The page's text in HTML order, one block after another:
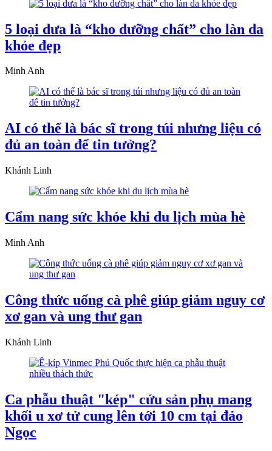
5 loại dưa là “kho dưỡng chất” cho làn da
khỏe đẹp
Minh Anh
AI có thể là bác sĩ trong túi nhưng liệu có
đủ an toàn để tin tưởng?
Khánh Linh
Cẩm nang sức khỏe khi du lịch mùa hè
Minh Anh
Công thức uống cà phê giúp giảm nguy cơ
xơ gan và ung thư gan
Khánh Linh
Ca phẫu thuật "kép" cứu sản phụ mang
khối u xơ tử cung lên tới 10 cm tại đảo
Ngọc